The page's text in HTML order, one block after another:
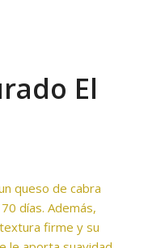
El
queso de cabra
días. Además,
firme y su